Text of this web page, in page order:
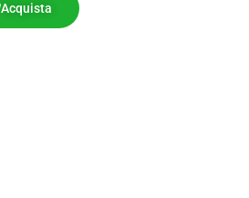
Acquista